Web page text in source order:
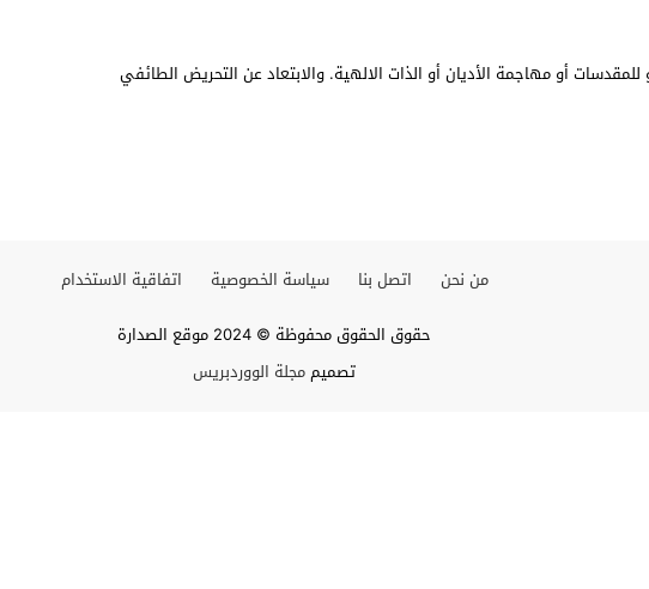
أو مهاجمة الأديان أو الذات الالهية. والابتعاد عن التحريض الطائفي
من نحن اتصل بنا سياسة الخصوصية
اتفاقية الاستخدام
حقوق الحقوق محفوظة © 2024 موقع الصدارة
تصميممجلة الووردبريس